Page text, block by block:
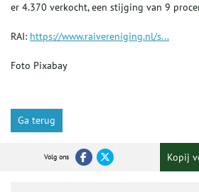
er 4.370 verkocht, een stijging van 9
RAI: https://www.raivereniging.nl/s...
Foto Pixabay
Ga terug
Volg ons Kopij